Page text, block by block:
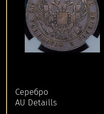
Серебро
AU Detaills